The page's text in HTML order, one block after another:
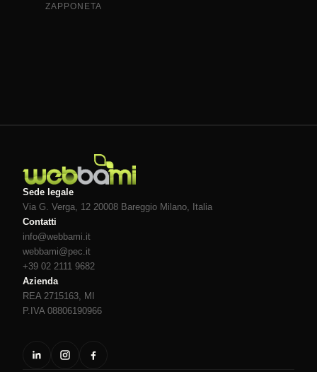
ZAPPONETA
Sede legale
Via G. Verga, 12 20008 Bareggio Milano, Italia
Contatti
info@webbami.it
webbami@pec.it
+39 02 2111 9682
Azienda
REA 2715163, MI
P.IVA 08806190966